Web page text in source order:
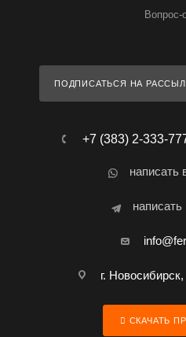
Вопрос-
ПОДПИСАТЬСЯ НА
+7 (383) 2-333-
написать
написать
г.
СКАЧАТЬ